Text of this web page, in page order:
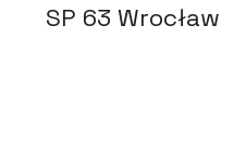
SP 63 Wrocław